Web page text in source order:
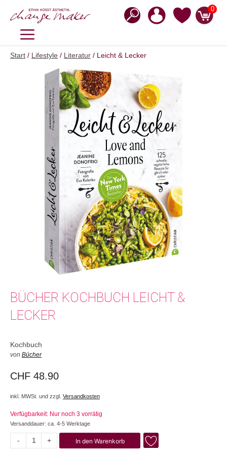
Inhalt
0
MENÜ
Start / Lifestyle / Literatur / Leicht & Lecker
BÜCHER KOCHBUCH LEICHT &
LECKER
Kochbuch
von Bücher
CHF 48.90
inkl. MWSt. und zzgl. Versandkosten
Verfügbarkeit: Nur noch 3 vorrätig
Versanddauer: ca. 4-5 Werktage
- + In den Warenkorb